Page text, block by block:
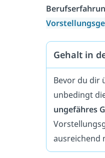
Gehalt in
Bevor du dir
unbedingt
ungefähres
ausreichend